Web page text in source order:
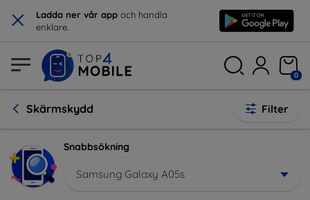
× Ladda ner vår app och handla
enklare.
0
Skärmskydd Filter
Snabbsökning
Samsung Galaxy A05s